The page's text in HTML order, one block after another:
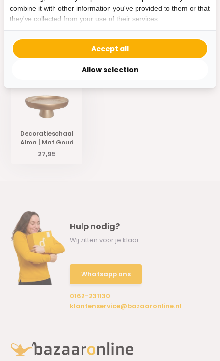
Specificaties
Delen
Eerder bekeken door jou
Decoratieschaal
Alma | Mat Goud
27,95
Hulp nodig?
Wij zitten voor je klaar.
Whatsapp ons
0162-231130
klantenservice@bazaaronline.nl
combine it with other information you've provided to them or that
they've collected from your use of their services.
Allow selection
Accept all